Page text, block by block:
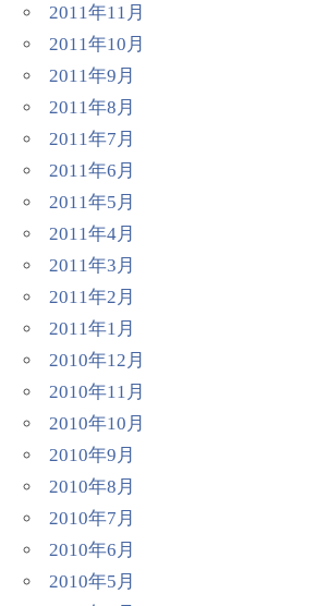
2011年11月
2011年10月
2011年9月
2011年8月
2011年7月
2011年6月
2011年5月
2011年4月
2011年3月
2011年2月
2011年1月
2010年12月
2010年11月
2010年10月
2010年9月
2010年8月
2010年7月
2010年6月
2010年5月